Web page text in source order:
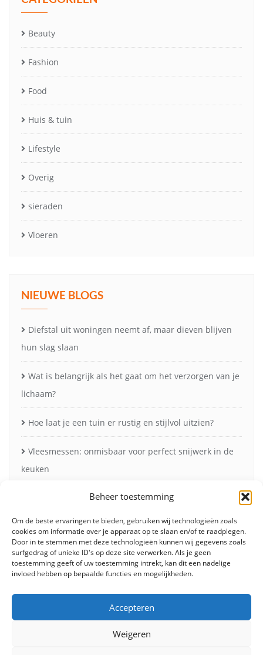
Beheer toestemming
Om de beste ervaringen te bieden, gebruiken wij technologieën zoals
cookies om informatie over je apparaat op te slaan en/of te raadplegen.
Door in te stemmen met deze technologieën kunnen wij gegevens zoals
surfgedrag of unieke ID's op deze site verwerken. Als je geen
toestemming geeft of uw toestemming intrekt, kan dit een nadelige
invloed hebben op bepaalde functies en mogelijkheden.
Accepteren
Weigeren
Beauty
Fashion
Food
Huis & tuin
Lifestyle
Overig
sieraden
Vloeren
NIEUWE BLOGS
Diefstal uit woningen neemt af, maar dieven blijven
hun slag slaan
Wat is belangrijk als het gaat om het verzorgen van je
lichaam?
Hoe laat je een tuin er rustig en stijlvol uitzien?
Vleesmessen: onmisbaar voor perfect snijwerk in de
keuken
Zonneschermen in de herfst voor minder verblinding
Lifestyle